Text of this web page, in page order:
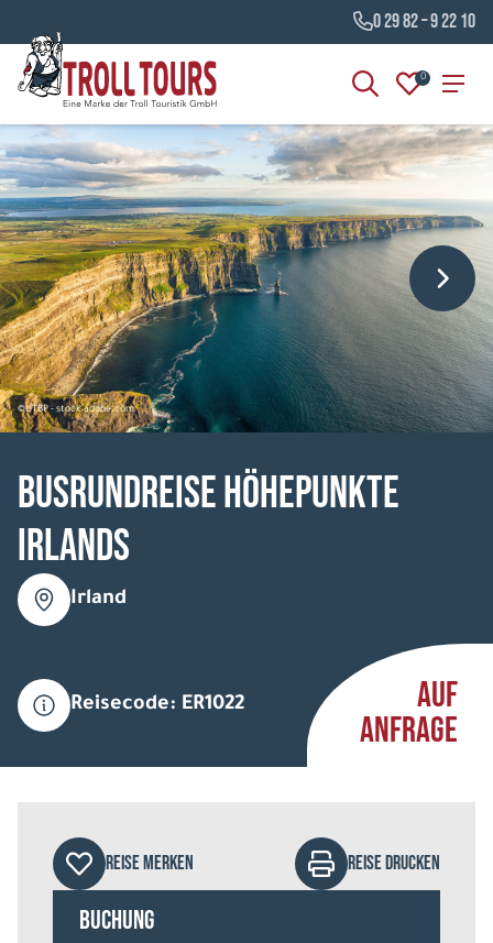
0 29 82 – 9 22 10
0
©UTBP - stock.adobe.com
Busrundreise Höhepunkte
Irlands
Irland
Reisecode: ER1022
AUF
ANFRAGE
REISE MERKEN REISE DRUCKEN
Buchung